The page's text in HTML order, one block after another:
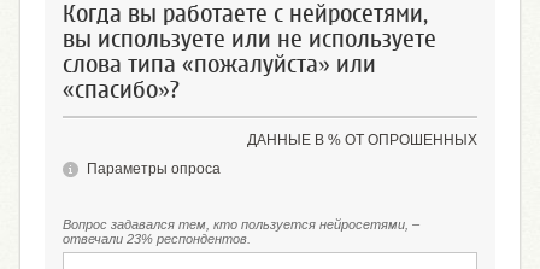
Когда вы работаете с нейросетями,
вы используете или не используете
слова типа «пожалуйста» или
«спасибо»?
ДАННЫЕ В % ОТ ОПРОШЕННЫХ
Параметры опроса
Вопрос задавался тем, кто пользуется нейросетями, ‒
отвечали 23% респондентов.